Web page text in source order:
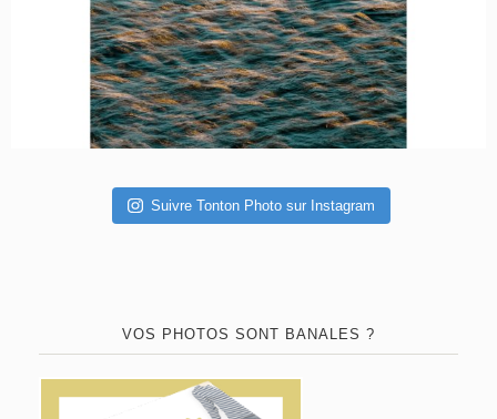
Suivre Tonton Photo sur Instagram
VOS PHOTOS SONT BANALES ?